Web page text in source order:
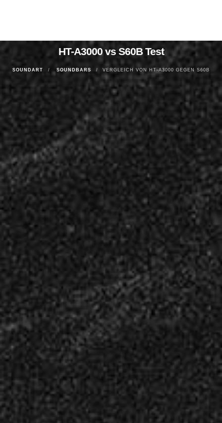
HT-A3000 vs S60B Test
SOUNDART SOUNDBARS VERGLEICH VON HT-A3000 GEGEN S60B